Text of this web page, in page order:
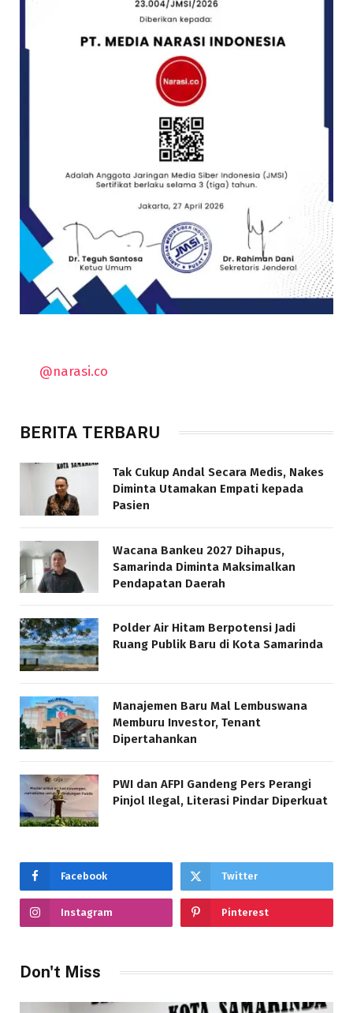
@narasi.co
BERITA TERBARU
Tak Cukup Andal Secara Medis, Nakes
Diminta Utamakan Empati kepada
Pasien
Wacana Bankeu 2027 Dihapus,
Samarinda Diminta Maksimalkan
Pendapatan Daerah
Polder Air Hitam Berpotensi Jadi
Ruang Publik Baru di Kota Samarinda
Manajemen Baru Mal Lembuswana
Memburu Investor, Tenant
Dipertahankan
PWI dan AFPI Gandeng Pers Perangi
Pinjol Ilegal, Literasi Pindar Diperkuat
Facebook Twitter
Instagram Pinterest
Don't Miss